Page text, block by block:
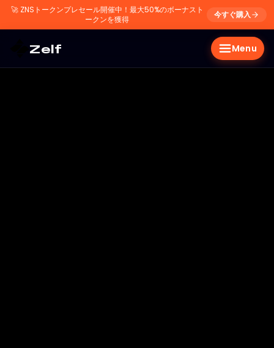
🚀 ZNSトークンプレセール開催中！最大50%のボーナスト
ークンを獲得
今すぐ購入
Zelf Menu